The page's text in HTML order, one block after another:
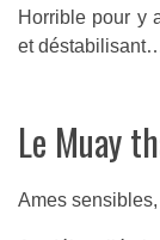
Horrible pour y
et
Le Muay
Ames sensibles,